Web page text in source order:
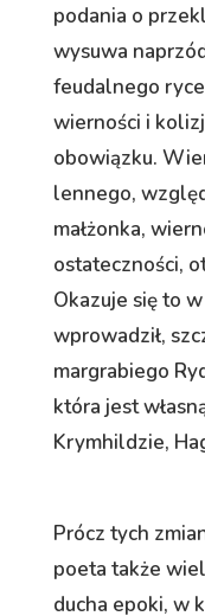
podania o
wysuwa
feudalnego
wierności i
obowiązku.
lennego,
małżonka,
ostateczności,
Okazuje się to
wprowadził,
margrabiego
która jest
Krymhildzie,
Prócz tych
poeta także
ducha epoki, w